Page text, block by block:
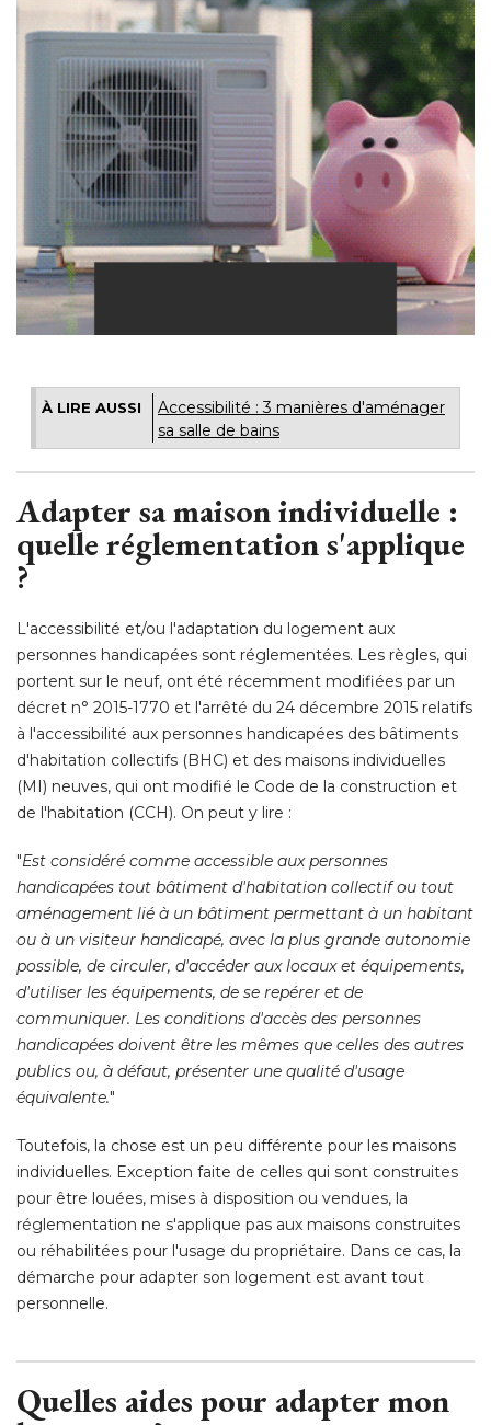
À LIRE AUSSI
Accessibilité : 3 manières d'aménager
sa salle de bains
Adapter sa maison individuelle :
quelle réglementation s'applique
?
L'accessibilité et/ou l'adaptation du logement aux
personnes handicapées sont réglementées. Les règles, qui
portent sur le neuf, ont été récemment modifiées par un
décret n° 2015-1770 et l'arrêté du 24 décembre 2015 relatifs
à l'accessibilité aux personnes handicapées des bâtiments
d'habitation collectifs (BHC) et des maisons individuelles
(MI) neuves, qui ont modifié le Code de la construction et
de l'habitation (CCH). On peut y lire :
"Est considéré comme accessible aux personnes
handicapées tout bâtiment d'habitation collectif ou tout
aménagement lié à un bâtiment permettant à un habitant
ou à un visiteur handicapé, avec la plus grande autonomie
possible, de circuler, d'accéder aux locaux et équipements,
d'utiliser les équipements, de se repérer et de
communiquer. Les conditions d'accès des personnes
handicapées doivent être les mêmes que celles des autres
publics ou, à défaut, présenter une qualité d'usage
équivalente."
Toutefois, la chose est un peu différente pour les maisons
individuelles. Exception faite de celles qui sont construites
pour être louées, mises à disposition ou vendues, la
réglementation ne s'applique pas aux maisons construites
ou réhabilitées pour l'usage du propriétaire. Dans ce cas, la
démarche pour adapter son logement est avant tout
personnelle.
Quelles aides pour adapter mon